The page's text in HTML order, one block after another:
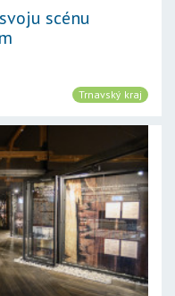
scénu
Trnavský kraj